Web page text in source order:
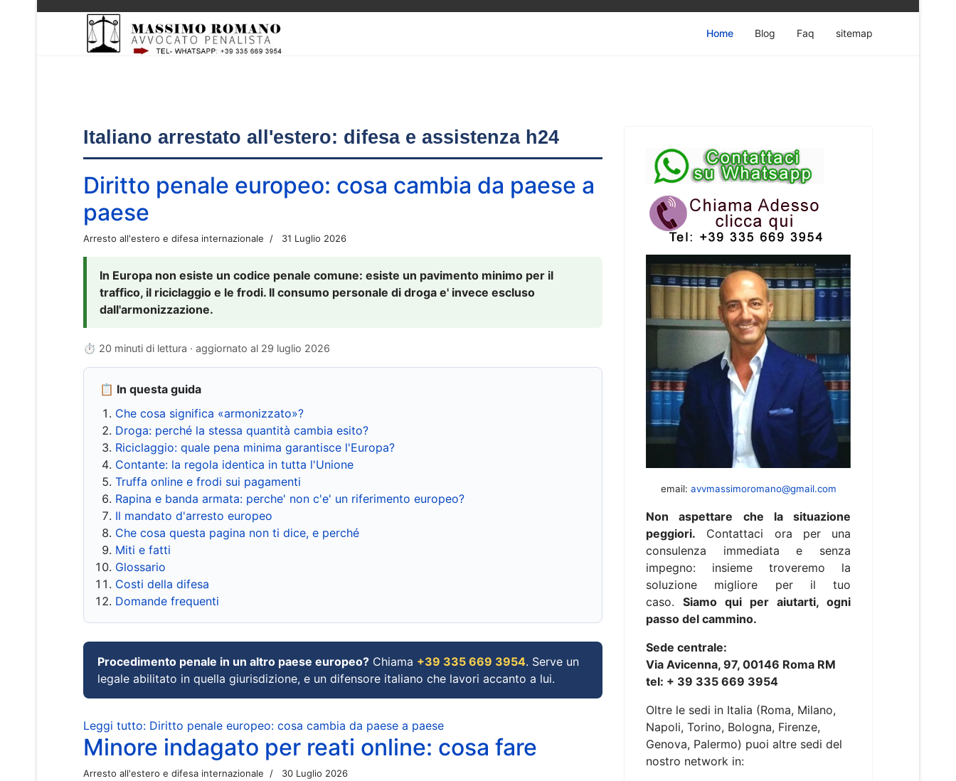
Home Blog Faq sitemap
Italiano arrestato all'estero: difesa e assistenza h24
Diritto penale europeo: cosa cambia da paese a
paese
Arresto all'estero e difesa internazionale 31 Luglio 2026
In Europa non esiste un codice penale comune: esiste un pavimento minimo per il
traffico, il riciclaggio e le frodi. Il consumo personale di droga e' invece escluso
dall'armonizzazione.
⏱ 20 minuti di lettura · aggiornato al 29 luglio 2026
📋 In questa guida
Che cosa significa «armonizzato»?
Droga: perché la stessa quantità cambia esito?
Riciclaggio: quale pena minima garantisce l'Europa?
Contante: la regola identica in tutta l'Unione
Truffa online e frodi sui pagamenti
Rapina e banda armata: perche' non c'e' un riferimento europeo?
Il mandato d'arresto europeo
Che cosa questa pagina non ti dice, e perché
Miti e fatti
Glossario
Costi della difesa
Domande frequenti
Procedimento penale in un altro paese europeo? Chiama +39 335 669 3954. Serve un
legale abilitato in quella giurisdizione, e un difensore italiano che lavori accanto a lui.
Leggi tutto: Diritto penale europeo: cosa cambia da paese a paese
Minore indagato per reati online: cosa fare
Arresto all'estero e difesa internazionale 30 Luglio 2026
email: avvmassimoromano@gmail.com
Non aspettare che la situazione
peggiori. Contattaci ora per una
consulenza immediata e senza
impegno: insieme troveremo la
soluzione migliore per il tuo
caso. Siamo qui per aiutarti, ogni
passo del cammino.
Sede centrale:
Via Avicenna, 97, 00146 Roma RM
tel: + 39 335 669 3954
Oltre le sedi in Italia (Roma, Milano,
Napoli, Torino, Bologna, Firenze,
Genova, Palermo) puoi altre sedi del
nostro network in: